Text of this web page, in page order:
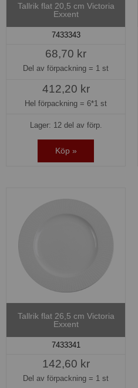
Tallrik flat 20,5 cm Victoria
Exxent
7433343
68,70 kr
Del av förpackning = 1 st
412,20 kr
Hel förpackning = 6*1 st
Lager: 12 del av förp.
Köp »
Tallrik flat 26,5 cm Victoria
Exxent
7433341
142,60 kr
Del av förpackning = 1 st